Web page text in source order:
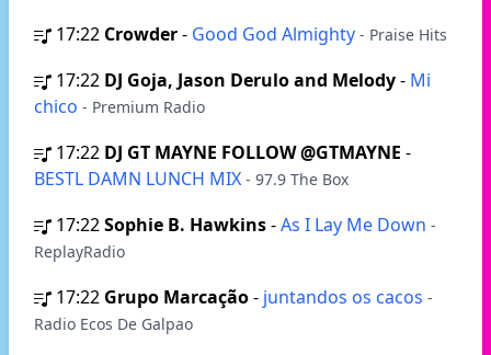
17:22 Crowder- Good God Almighty - Praise Hits
17:22 DJ Goja, Jason Derulo and Melody- Mi
chico - Premium Radio
17:22 DJ GT MAYNE FOLLOW @GTMAYNE -
BESTL DAMN LUNCH MIX - 97.9 The Box
17:22Sophie B. Hawkins-As I Lay Me Down -
ReplayRadio
17:22 Grupo Marcação- juntandos os cacos -
Radio Ecos De Galpao